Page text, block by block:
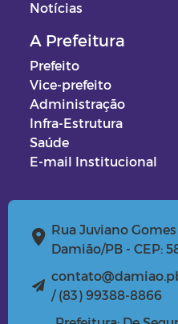
Notícias
A Prefeitura
Prefeito
Vice-prefeito
Administração
Infra-Estrutura
Saúde
E-mail Institucional
Rua Juviano
Damião/PB - CEP:
/ (83) 99388-8866